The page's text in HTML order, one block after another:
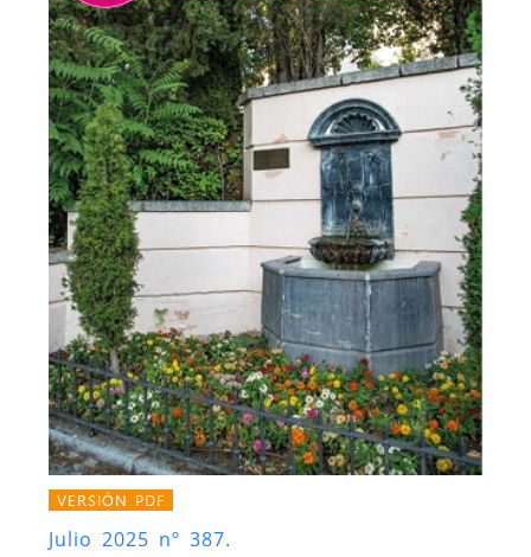
VERSIÓN PDF
Julio 2025 nº 387.